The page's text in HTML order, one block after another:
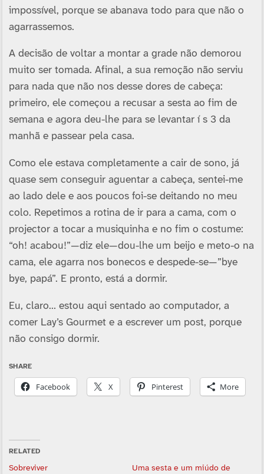
impossí­vel, porque se abanava todo para que não o
agarrassemos.
A decisão de voltar a montar a grade não demorou
muito ser tomada. Afinal, a sua remoção não serviu
para nada que não nos desse dores de cabeça:
primeiro, ele começou a recusar a sesta ao fim de
semana e agora deu-lhe para se levantar í s 3 da
manhã e passear pela casa.
Como ele estava completamente a cair de sono, já
quase sem conseguir aguentar a cabeça, sentei-me
ao lado dele e aos poucos foi-se deitando no meu
colo. Repetimos a rotina de ir para a cama, com o
projector a tocar a musiquinha e no fim o costume:
“oh! acabou!”—diz ele—dou-lhe um beijo e meto-o na
cama, ele agarra nos bonecos e despede-se—”bye
bye, papá”. E pronto, está a dormir.
Eu, claro… estou aqui sentado ao computador, a
comer Lay’s Gourmet e a escrever um post, porque
não consigo dormir.
SHARE
Facebook X Pinterest More
RELATED
Sobreviver
Uma sesta e um miúdo de